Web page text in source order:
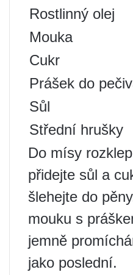
Rostlinný olej
Mouka
Cukr
Prášek do
Sůl
Střední hrušky
Do mísy
přidejte sůl a
šlehejte do
mouku s
jemně
jako poslední.